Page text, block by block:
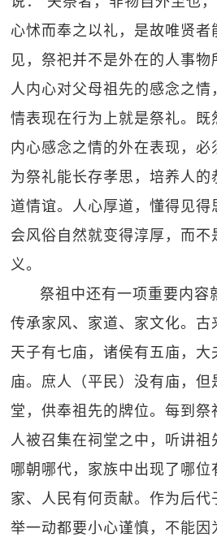
心怵而奉之以礼，是故唯贤者
见，祭祀并不是外在的人事
人内心对父母祖先的感念之
情表现在行为上就是祭礼。既
内心感念之情的外在表现，必
为祭礼能长存孝思，培养人
道情谊。人心厚道，懂得见得
会风俗自然就变得淳厚，而不
义。
祭祖中还有一项重要内容
传承家风、家道、家文化。古
天子有七庙，诸侯有五庙，
庙。庶人（平民）没有庙，但
堂，供奉祖先的牌位。每到祭
人被召集在祠堂之中，听讲祖
哪朝哪代，家族中出现了哪位
家、人民有何贡献。作为后
举一动都要小心谨慎，不能因